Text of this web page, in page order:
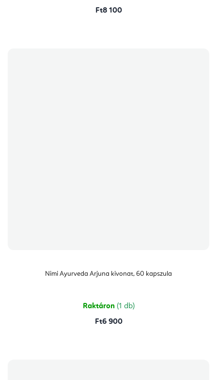
Ft8 100
Nimi Ayurveda Arjuna kivonat, 60 kapszula
Raktáron (1 db)
Ft6 900